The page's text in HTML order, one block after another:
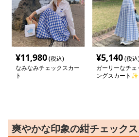
¥11,980(税込)
なみなみチェックスカー
ト
¥5,140(税
ガーリーなチェ
ングスカート✨
爽やかな印象の紺チェック